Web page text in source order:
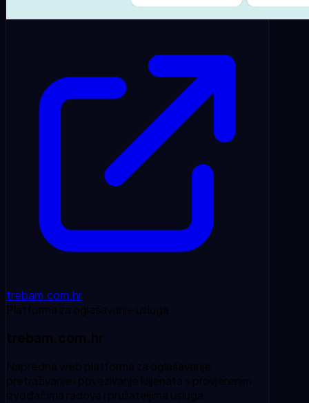
trebam.com.hr
Platforma za oglašavanje usluga
trebam.com.hr
Napredna web platforma za oglašavanje,
pretraživanje i povezivanje klijenata s provjerenim
izvođačima radova i pružateljima usluga.